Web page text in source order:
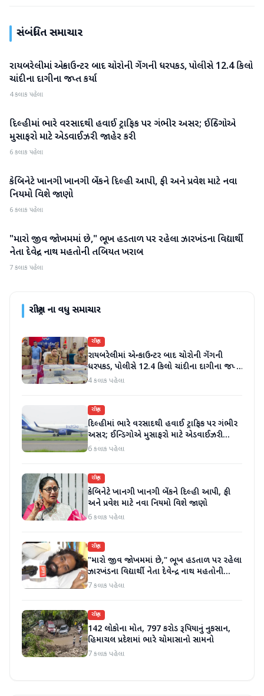
સંબંધિત સમાચાર
રાષ્ટ્રીય
રાયબરેલીમાં એન્કાઉન્ટર બાદ ચોરોની ગેંગની ધરપકડ, પોલીસે 12.4 કિલો
ચાંદીના દાગીના જપ્ત કર્યા
4 કલાક પહેલા
રાષ્ટ્રીય
દિલ્હીમાં ભારે વરસાદથી હવાઈ ટ્રાફિક પર ગંભીર અસર; ઈન્ડિગોએ
મુસાફરો માટે એડવાઈઝરી જાહેર કરી
6 કલાક પહેલા
રાષ્ટ્રીય
કેબિનેટે ખાનગી ખાનગી બેંકને દિલ્હી આપી, ફી અને પ્રવેશ માટે નવા
નિયમો વિશે જાણો
6 કલાક પહેલા
રાષ્ટ્રીય
"મારો જીવ જોખમમાં છે," ભૂખ હડતાળ પર રહેલા ઝારખંડના વિદ્યાર્થી
નેતા દેવેન્દ્ર નાથ મહતોની તબિયત ખરાબ
7 કલાક પહેલા
રાષ્ટ્રીયના વધુ સમાચાર
રાષ્ટ્રીય
રાયબરેલીમાં એન્કાઉન્ટર બાદ ચોરોની ગેંગની
ધરપકડ, પોલીસે 12.4 કિલો ચાંદીના દાગીના જપ્ત
કર્યા
4 કલાક પહેલા
રાષ્ટ્રીય
દિલ્હીમાં ભારે વરસાદથી હવાઈ ટ્રાફિક પર ગંભીર
અસર; ઈન્ડિગોએ મુસાફરો માટે એડવાઈઝરી
જાહેર કરી
6 કલાક પહેલા
રાષ્ટ્રીય
કેબિનેટે ખાનગી ખાનગી બેંકને દિલ્હી આપી, ફી
અને પ્રવેશ માટે નવા નિયમો વિશે જાણો
6 કલાક પહેલા
રાષ્ટ્રીય
"મારો જીવ જોખમમાં છે," ભૂખ હડતાળ પર રહેલા
ઝારખંડના વિદ્યાર્થી નેતા દેવેન્દ્ર નાથ મહતોની
તબિયત ખરાબ
7 કલાક પહેલા
રાષ્ટ્રીય
142 લોકોના મોત, 797 કરોડ રૂપિયાનું નુકસાન,
હિમાચલ પ્રદેશમાં ભારે ચોમાસાનો સામનો
7 કલાક પહેલા